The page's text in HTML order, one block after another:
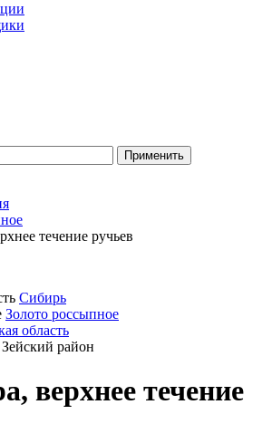
течение ручьев
Сибирь
Золото россыпное
область
Зейский район
верхнее течение